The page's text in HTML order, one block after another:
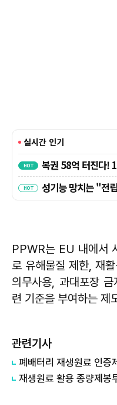
PPWR는 EU 내에서
로 유해물질 제한, 재
의무사용, 과대포장
련 기준을 부여하는 제
관련기사